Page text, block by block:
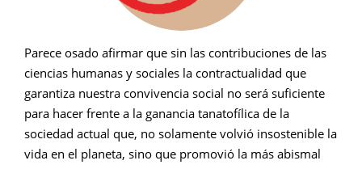
Parece osado afirmar que sin las contribuciones de las
ciencias humanas y sociales la contractualidad que
garantiza nuestra convivencia social no será suficiente
para hacer frente a la ganancia tanatofílica de la
sociedad actual que, no solamente volvió insostenible la
vida en el planeta, sino que promovió la más abismal